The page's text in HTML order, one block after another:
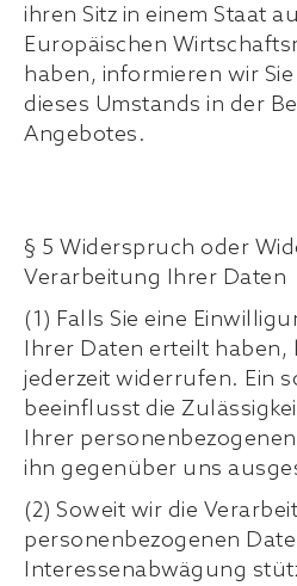
ihren Sitz in einem Staat
Europäischen
haben, informieren wir
dieses Umstands in der
Angebotes.
§ 5 Widerspruch oder
Verarbeitung Ihrer Daten
(1) Falls Sie eine
Ihrer Daten erteilt haben,
jederzeit widerrufen. Ein
beeinflusst die
Ihrer
ihn gegenüber uns
(2) Soweit wir die
personenbezogenen
Interessenabwägung